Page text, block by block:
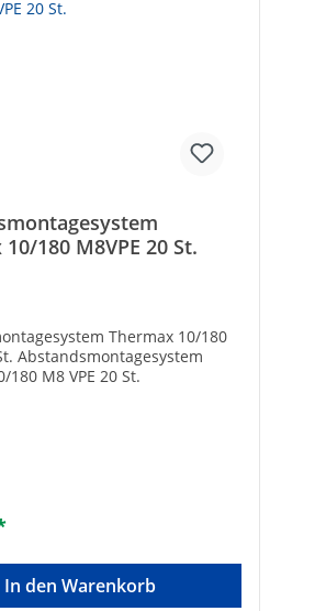
180 M8VPE 20 St.
Thermax 10/180
Abstandsmontagesystem
180 M8 VPE 20 St.
In den Warenkorb